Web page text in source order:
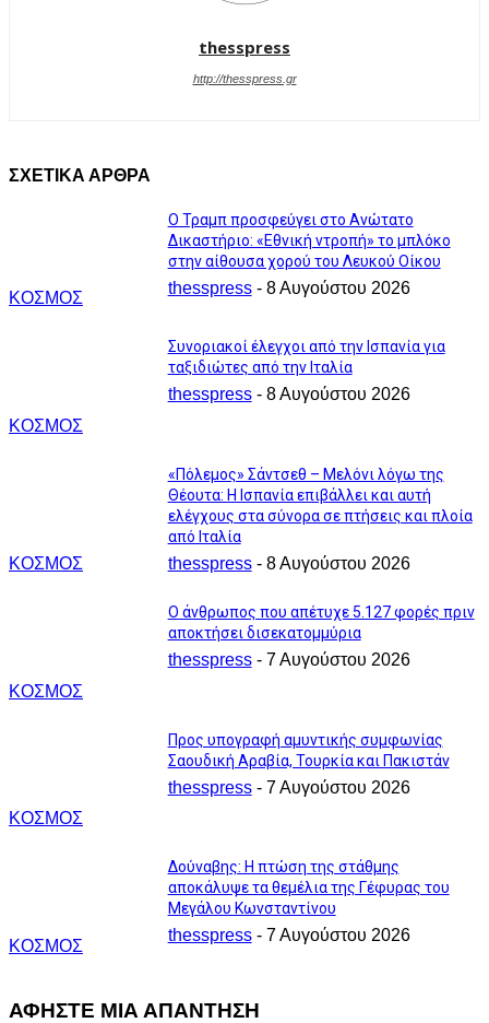
thesspress
http://thesspress.gr
ΣΧΕΤΙΚΑ ΑΡΘΡΑ
ΚΟΣΜΟΣ
Ο Τραμπ προσφεύγει στο Ανώτατο
Δικαστήριο: «Εθνική ντροπή» το μπλόκο
στην αίθουσα χορού του Λευκού Οίκου
thesspress - 8 Αυγούστου 2026
ΚΟΣΜΟΣ
Συνοριακοί έλεγχοι από την Ισπανία για
ταξιδιώτες από την Ιταλία
thesspress - 8 Αυγούστου 2026
ΚΟΣΜΟΣ
«Πόλεμος» Σάντσεθ – Μελόνι λόγω της
Θέουτα: Η Ισπανία επιβάλλει και αυτή
ελέγχους στα σύνορα σε πτήσεις και πλοία
από Ιταλία
thesspress - 8 Αυγούστου 2026
ΚΟΣΜΟΣ
Ο άνθρωπος που απέτυχε 5.127 φορές πριν
αποκτήσει δισεκατομμύρια
thesspress - 7 Αυγούστου 2026
ΚΟΣΜΟΣ
Προς υπογραφή αμυντικής συμφωνίας
Σαουδική Αραβία, Τουρκία και Πακιστάν
thesspress - 7 Αυγούστου 2026
ΚΟΣΜΟΣ
Δούναβης: Η πτώση της στάθμης
αποκάλυψε τα θεμέλια της Γέφυρας του
Μεγάλου Κωνσταντίνου
thesspress - 7 Αυγούστου 2026
ΑΦΗΣΤΕ ΜΙΑ ΑΠΑΝΤΗΣΗ